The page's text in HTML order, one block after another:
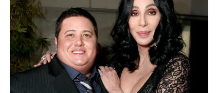
Pred vama su veoma snažni trenuci.
STRIJELAC
Nova energija donosi vam odgovore koje dugo
pokušavate pronaći.